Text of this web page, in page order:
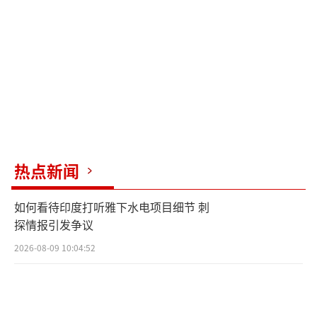
热点新闻
如何看待印度打听雅下水电项目细节 刺
探情报引发争议
2026-08-09 10:04:52